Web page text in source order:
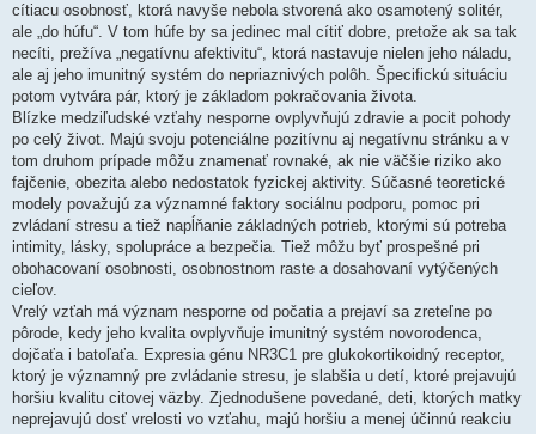
o
k
cítiacu osobnosť, ktorá navyše nebola stvorená ako osamotený solitér,
ale „do húfu“. V tom húfe by sa jedinec mal cítiť dobre, pretože ak sa tak
necíti, prežíva „negatívnu afektivitu“, ktorá nastavuje nielen jeho náladu,
ale aj jeho imunitný systém do nepriaznivých polôh. Špecifickú situáciu
potom vytvára pár, ktorý je základom pokračovania života.
​Blízke medziľudské vzťahy nesporne ovplyvňujú zdravie a pocit pohody
po celý život. Majú svoju potenciálne pozitívnu aj negatívnu stránku a v
tom druhom prípade môžu znamenať rovnaké, ak nie väčšie riziko ako
fajčenie, obezita alebo nedostatok fyzickej aktivity. Súčasné teoretické
modely považujú za významné faktory sociálnu podporu, pomoc pri
zvládaní stresu a tiež napĺňanie základných potrieb, ktorými sú potreba
intimity, lásky, spolupráce a bezpečia. Tiež môžu byť prospešné pri
obohacovaní osobnosti, osobnostnom raste a dosahovaní vytýčených
cieľov.
​Vrelý vzťah má význam nesporne od počatia a prejaví sa zreteľne po
pôrode, kedy jeho kvalita ovplyvňuje imunitný systém novorodenca,
dojčaťa i batoľaťa. Expresia génu NR3C1 pre glukokortikoidný receptor,
ktorý je významný pre zvládanie stresu, je slabšia u detí, ktoré prejavujú
horšiu kvalitu citovej väzby. Zjednodušene povedané, deti, ktorých matky
neprejavujú dosť vrelosti vo vzťahu, majú horšiu a menej účinnú reakciu